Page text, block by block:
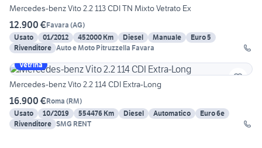
Mercedes-benz Vito 2.2 113 CDI TN Mixto Vetrato Ex
12.900 €Favara (AG)
Usato
01/2012 452000 Km Diesel Manuale
Euro 5
Rivenditore Auto e Moto Pitruzzella Favara
Vetrina
Mercedes-benz Vito 2.2 114 CDI Extra-Long
16.900 €Roma (RM)
Usato
10/2019 554476 Km Diesel Automatico
Euro 6e
Rivenditore SMG RENT